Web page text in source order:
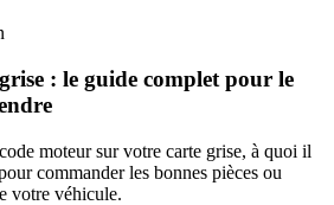
: le guide complet pour le
moteur sur votre carte grise, à quoi il
commander les bonnes pièces ou
votre véhicule.